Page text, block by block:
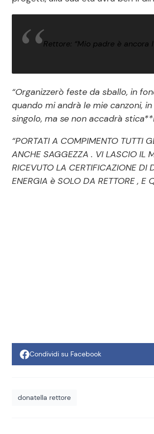
Rettore: “Mio padre è ancora
“Organizzerò feste da sballo, in
quando mi andrà le mie canzoni,
singolo, ma se non accadrà
“PORTATI A COMPIMENTO TUTTI
ANCHE SAGGEZZA . VI LASCIO IL
RICEVUTO LA CERTIFICAZIONE DI
ENERGIA è SOLO DA RETTORE , E
Condividi su Facebook
donatella rettore